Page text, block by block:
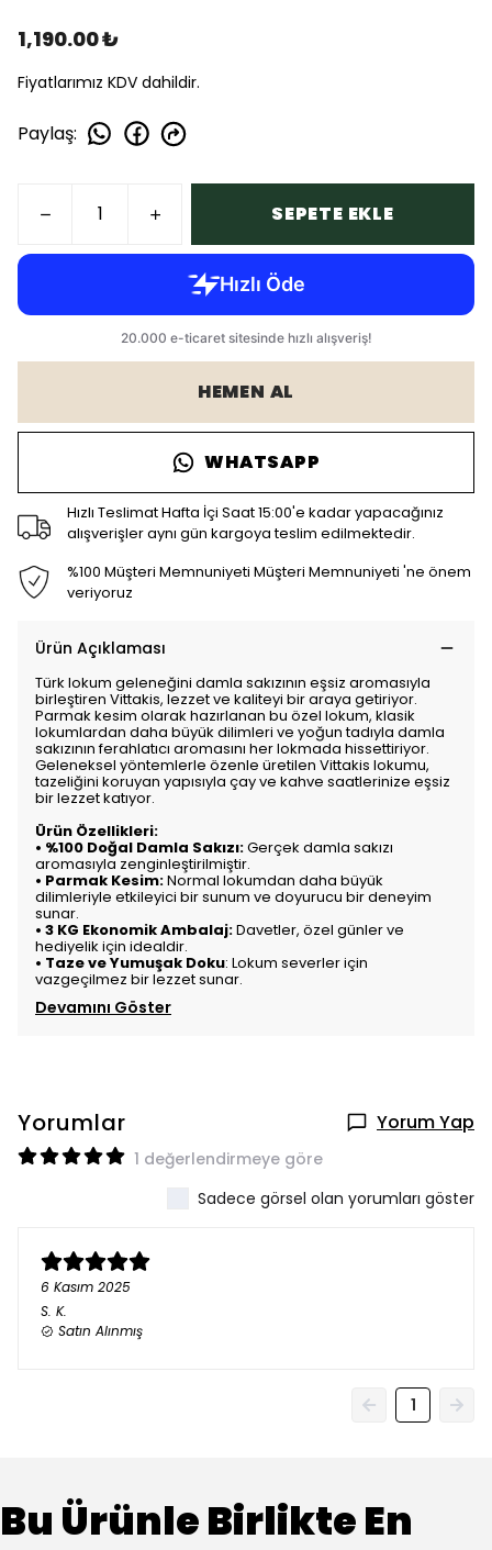
1,190.00 ₺
Fiyatlarımız KDV dahildir.
Paylaş:
SEPETE EKLE
HEMEN AL
WHATSAPP
Hızlı Teslimat Hafta İçi Saat 15:00'e kadar yapacağınız
alışverişler aynı gün kargoya teslim edilmektedir.
%100 Müşteri Memnuniyeti Müşteri Memnuniyeti 'ne önem
veriyoruz
Ürün Açıklaması
Türk lokum geleneğini damla sakızının eşsiz aromasıyla
birleştiren Vittakis, lezzet ve kaliteyi bir araya getiriyor.
Parmak kesim olarak hazırlanan bu özel lokum, klasik
lokumlardan daha büyük dilimleri ve yoğun tadıyla damla
sakızının ferahlatıcı aromasını her lokmada hissettiriyor.
Geleneksel yöntemlerle özenle üretilen Vittakis lokumu,
tazeliğini koruyan yapısıyla çay ve kahve saatlerinize eşsiz
bir lezzet katıyor.
Ürün Özellikleri:
• %100 Doğal Damla Sakızı:Gerçek damla sakızı
aromasıyla zenginleştirilmiştir.
• Parmak Kesim:Normal lokumdan daha büyük
dilimleriyle etkileyici bir sunum ve doyurucu bir deneyim
sunar.
• 3 KG Ekonomik Ambalaj:Davetler, özel günler ve
hediyelik için idealdir.
• Taze ve Yumuşak Doku: Lokum severler için
vazgeçilmez bir lezzet sunar.
Devamını Göster
Yorumlar Yorum Yap
1 değerlendirmeye göre
Sadece görsel olan yorumları göster
6 Kasım 2025
S. K.
Satın Alınmış
1
Bu Ürünle Birlikte En